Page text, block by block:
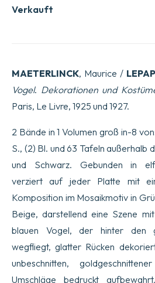
Verkauft
MAETERLINCK, Maurice /
Vogel. Dekorationen und
Paris, Le Livre, 1925 und 1927.
2 Bände in 1 Volumen groß in-8
S., (2) Bl. und 63 Tafeln außerhalb
und Schwarz. Gebunden in
verziert auf jeder Platte mit
Komposition im Mosaikmotiv in
Beige, darstellend eine Szene
blauen Vogel, der hinter den
wegfliegt, glatter Rücken
unbeschnitten,
Umschläge bedruckt